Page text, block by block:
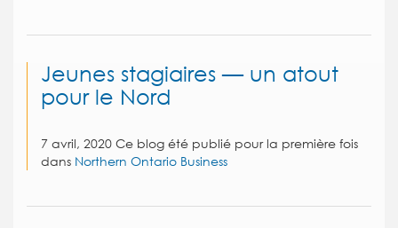
Jeunes stagiaires — un atout
pour le Nord
7 avril, 2020 Ce blog été publié pour la première fois
dans Northern Ontario Business